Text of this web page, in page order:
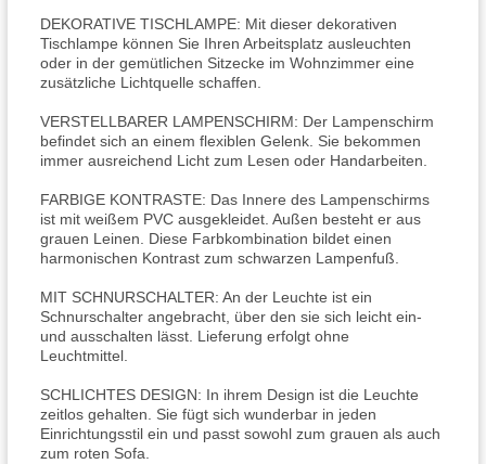
DEKORATIVE TISCHLAMPE: Mit dieser dekorativen
Tischlampe können Sie Ihren Arbeitsplatz ausleuchten
oder in der gemütlichen Sitzecke im Wohnzimmer eine
zusätzliche Lichtquelle schaffen.
VERSTELLBARER LAMPENSCHIRM: Der Lampenschirm
befindet sich an einem flexiblen Gelenk. Sie bekommen
immer ausreichend Licht zum Lesen oder Handarbeiten.
FARBIGE KONTRASTE: Das Innere des Lampenschirms
ist mit weißem PVC ausgekleidet. Außen besteht er aus
grauen Leinen. Diese Farbkombination bildet einen
harmonischen Kontrast zum schwarzen Lampenfuß.
MIT SCHNURSCHALTER: An der Leuchte ist ein
Schnurschalter angebracht, über den sie sich leicht ein-
und ausschalten lässt. Lieferung erfolgt ohne
Leuchtmittel.
SCHLICHTES DESIGN: In ihrem Design ist die Leuchte
zeitlos gehalten. Sie fügt sich wunderbar in jeden
Einrichtungsstil ein und passt sowohl zum grauen als auch
zum roten Sofa.